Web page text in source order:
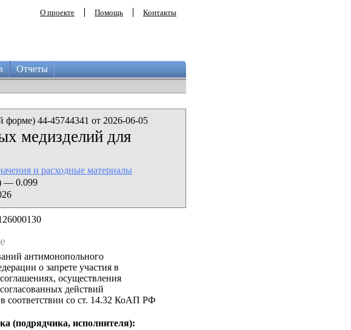
О проекте Помощь Контакты
Отчеты
форме) 44-45744341 от 2026-06-05
медизделий для
и расходные материалы
— 0.099
антимонопольного
о запрете участия в
осуществления
действий
в соответствии со ст. 14.32 КоАП РФ
(подрядчика, исполнителя):